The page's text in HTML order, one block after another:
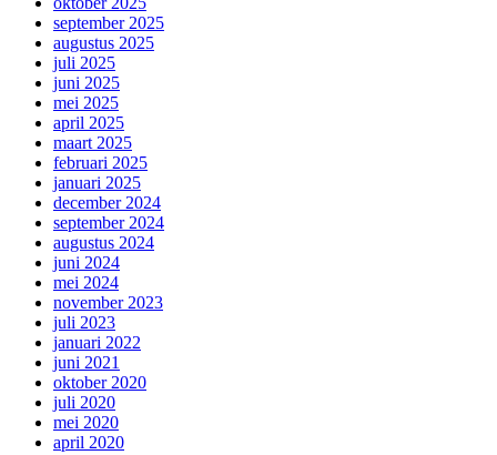
september 2025
augustus 2025
juli 2025
juni 2025
mei 2025
april 2025
maart 2025
februari 2025
januari 2025
december 2024
september 2024
augustus 2024
juni 2024
mei 2024
november 2023
juli 2023
januari 2022
juni 2021
oktober 2020
juli 2020
mei 2020
april 2020